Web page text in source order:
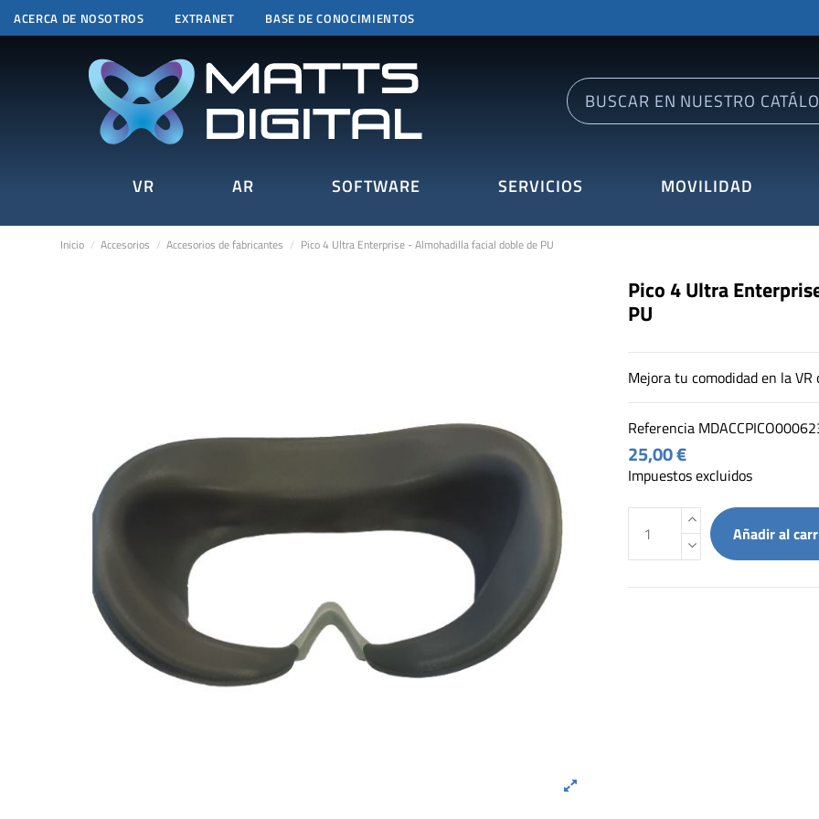
ACERCA DE NOSOTROS EXTRANET BASE DE CONOCIMIENTOS
VR AR SOFTWARE SERVICIOS MOVILIDAD
Inicio Accesorios Accesorios de fabricantes Pico 4 Ultra Enterprise - Almohadilla facial doble de PU
Pico 4 Ultra
PU
Mejora tu comodidad en la
Referencia
25,00 €
Impuestos excluidos
Añadir al